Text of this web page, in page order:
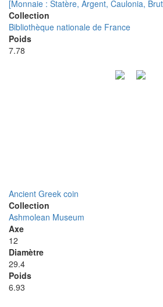
[Monnaie : Statère, Argent, Caulonia,
Collection
Bibliothèque nationale de France
Poids
7.78
Ancient Greek coin
Collection
Ashmolean Museum
Axe
12
Diamètre
29.4
Poids
6.93